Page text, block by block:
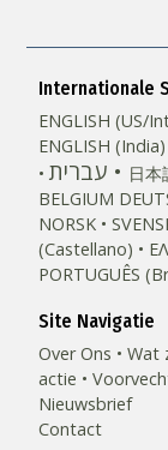
Internationale
ENGLISH (US/
ENGLISH (India)
עברית 日本
BELGIUM
NORSK
(Castellano)
PORTUGUÊS
Site Navigatie
Over Ons
Wat
actie
Nieuwsbrief
Contact